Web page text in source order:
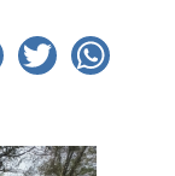
Facebook
Twitter